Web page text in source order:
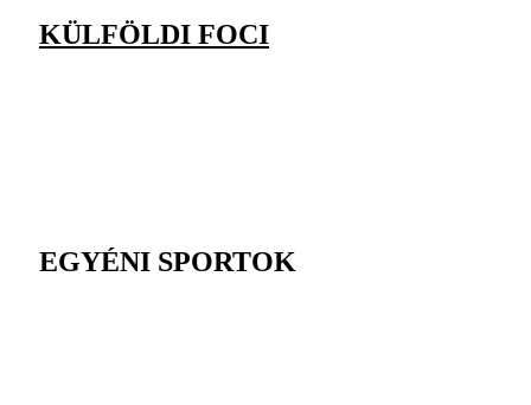
KÜLFÖLDI FOCI
EGYÉNI SPORTOK